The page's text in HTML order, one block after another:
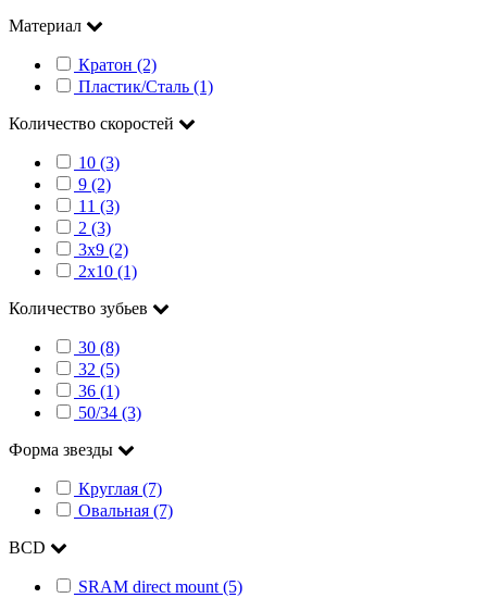
Материал
Кратон (2)
Пластик/Сталь (1)
Количество скоростей
10 (3)
9 (2)
11 (3)
2 (3)
3x9 (2)
2x10 (1)
Количество зубьев
30 (8)
32 (5)
36 (1)
50/34 (3)
Форма звезды
Круглая (7)
Овальная (7)
BCD
SRAM direct mount (5)